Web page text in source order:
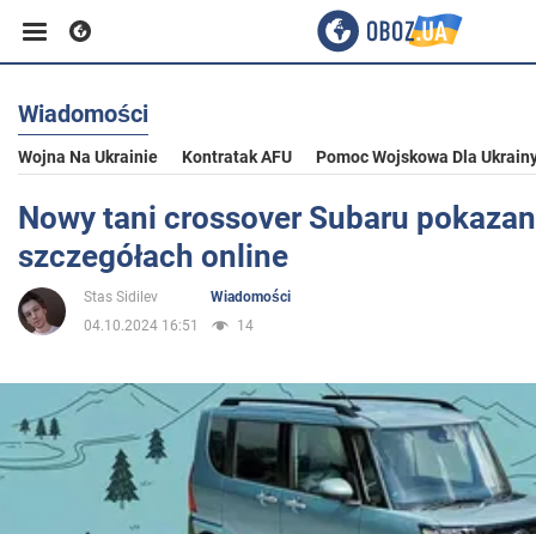
Biznes
Sport
Rozrywka
Polityka
Społeczeństwo
Wiadomości
Wojna Na Ukrainie Kontratak AFU Pomoc Wojskowa Dla
Nowy tani crossover Subaru
szczegółach online
Stas Sidilev
Wiadomości
04.10.2024 16:51
14